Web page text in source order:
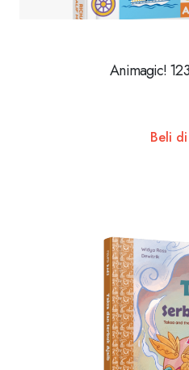
Animagic!
Beli